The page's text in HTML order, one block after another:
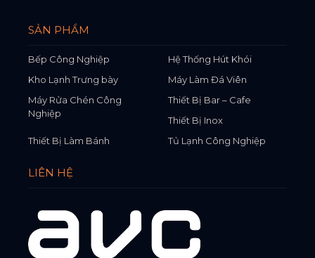
SẢN PHẨM
Bếp Công Nghiệp
Hệ Thống Hút Khói
Kho Lạnh Trưng bày
Máy Làm Đá Viên
Máy Rửa Chén Công
Nghiệp
Thiết Bị Bar – Cafe
Thiết Bị Inox
Thiết Bị Làm Bánh
Tủ Lạnh Công Nghiệp
LIÊN HỆ